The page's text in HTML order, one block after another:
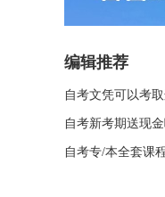
编辑推荐
自考文凭可以考
自考新考期送现
自考专/本全套课